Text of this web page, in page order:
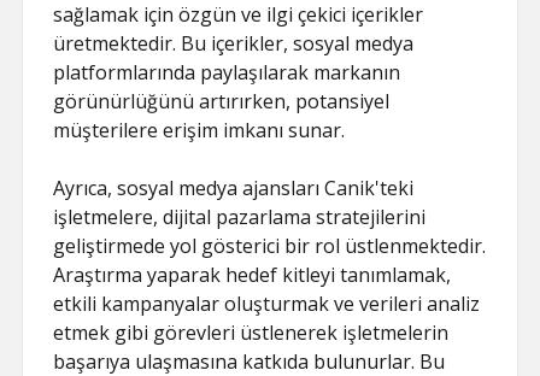
sağlamak için özgün ve ilgi çekici içerikler
üretmektedir. Bu içerikler, sosyal medya
platformlarında paylaşılarak markanın
görünürlüğünü artırırken, potansiyel
müşterilere erişim imkanı sunar.
Ayrıca, sosyal medya ajansları Canik'teki
işletmelere, dijital pazarlama stratejilerini
geliştirmede yol gösterici bir rol üstlenmektedir.
Araştırma yaparak hedef kitleyi tanımlamak,
etkili kampanyalar oluşturmak ve verileri analiz
etmek gibi görevleri üstlenerek işletmelerin
başarıya ulaşmasına katkıda bulunurlar. Bu